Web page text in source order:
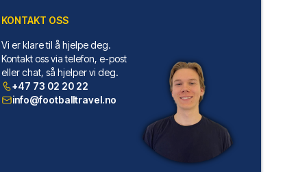
KONTAKT OSS
Vi er klare til å hjelpe deg.
Kontakt oss via telefon, e-post
eller chat, så hjelper vi deg.
+47 73 02 20 22
info@footballtravel.no